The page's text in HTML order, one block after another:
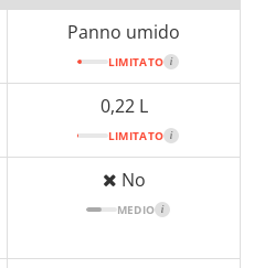
Panno umido
LIMITATO i
0,22 L
LIMITATO i
No
MEDIO i